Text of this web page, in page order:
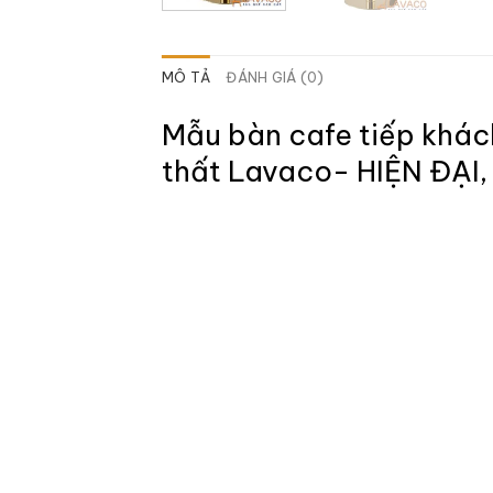
MÔ TẢ ĐÁNH GIÁ (0)
Mẫu bàn cafe tiếp
thất Lavaco- HIỆN ĐẠI,